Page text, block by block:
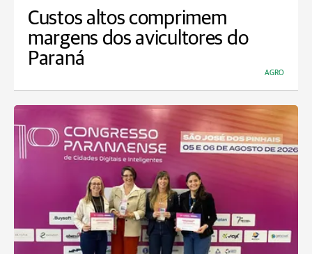
Custos altos comprimem
margens dos avicultores do
Paraná
AGRO